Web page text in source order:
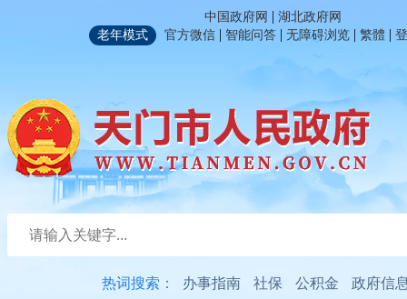
中国政府网 | 湖北政府网
老年模式
官方微信 | 智能问答 | 无障碍浏览 | 繁體 |
热词搜索： 办事指南 社保 公积金 政府信